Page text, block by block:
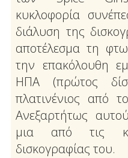
κυκλοφορία
διάλυση της
αποτέλεσμα τη
την επακόλουθη
ΗΠΑ (πρώτος
πλατινένιος από
Ανεξαρτήτως
μια από τις
δισκογραφίας του.